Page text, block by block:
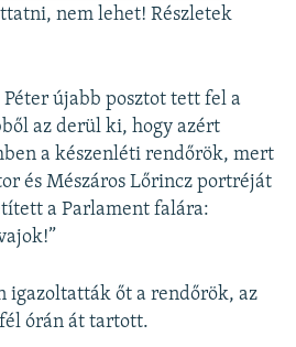
nem lehet! Részletek
Péter újabb posztot tett fel a
az derül ki, hogy azért
a készenléti rendőrök, mert
és Mészáros Lőrincz portréját
a Parlament falára:
igazoltatták őt a rendőrök, az
órán át tartott.